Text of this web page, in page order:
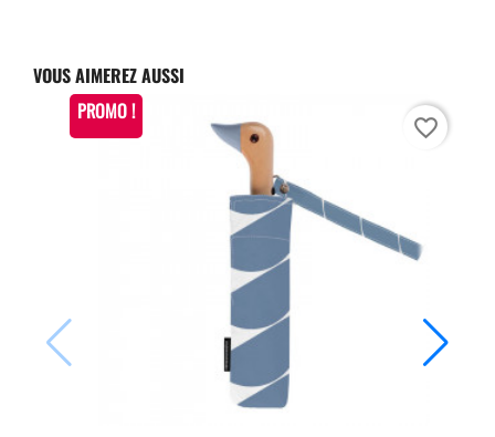
VOUS AIMEREZ AUSSI
PROMO !
favorite_border